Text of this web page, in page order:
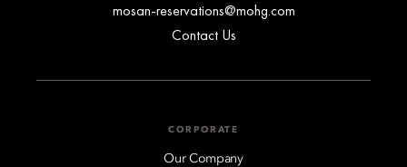
mosan-reservations@mohg.com
Contact Us
CORPORATE
Our Company